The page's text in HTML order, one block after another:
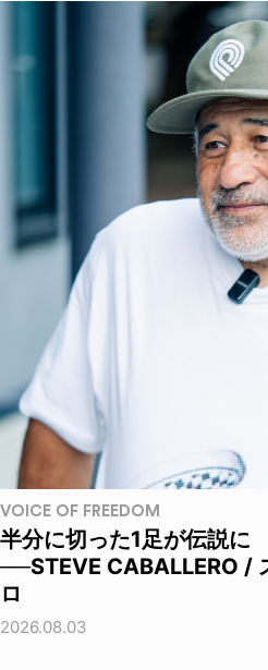
VOICE OF FREEDOM
半分に切った1足が伝説に
──STEVE CABALLERO /
ロ
2026.08.03